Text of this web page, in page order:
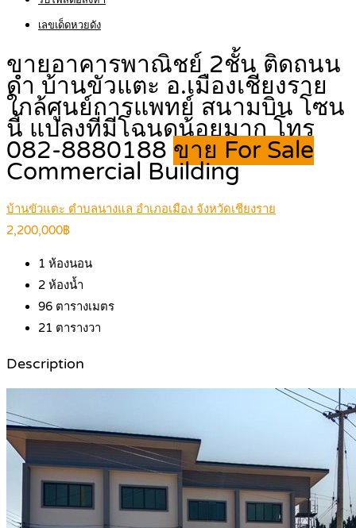
เลขเด็ดหวยดัง
ขายอาคารพาณิชย์ 2ชั้น ติดถนน
ดำ บ้านขัวแตะ อ.เมืองเชียงราย
ใกล้ศูนย์การแพทย์ สนามบิน โซน
นี้ แปลงที่มีโฉนดน้อยมาก โทร
082-8880188 ขาย For Sale
Commercial Building
บ้านขัวแตะ ตำบลนางแล อำเภอเมือง จังหวัดเชียงราย
2,200,000฿
1 ห้องนอน
2 ห้องน้ำ
96 ตารางเมตร
21 ตารางวา
Description